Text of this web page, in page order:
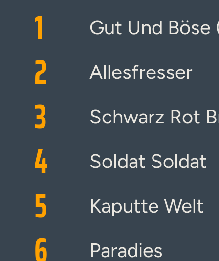
1 Gut Und Böse
2 Allesfresser
3 Schwarz Rot
4 Soldat Soldat
5 Kaputte Welt
6 Paradies